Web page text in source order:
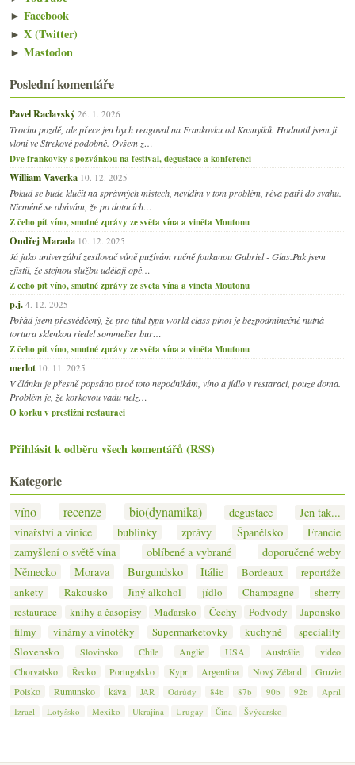
► Facebook
► X (Twitter)
► Mastodon
Poslední komentáře
Pavel Raclavský 26. 1. 2026
Trochu pozdě, ale přece jen bych reagoval na Frankovku od Kasnyiků. Hodnotil jsem ji
vloni ve Strekově podobně. Ovšem z…
Dvě frankovky s pozvánkou na festival, degustace a konferenci
William Vaverka 10. 12. 2025
Pokud se bude klučit na správných místech, nevidím v tom problém, réva patří do svahu.
Nicméně se obávám, že po dotacích…
Z čeho pít víno, smutné zprávy ze světa vína a viněta Moutonu
Ondřej Marada 10. 12. 2025
Já jako univerzální zesilovač vůně pužívám ručně foukanou Gabriel - Glas.Pak jsem
zjistil, že stejnou službu udělají opě…
Z čeho pít víno, smutné zprávy ze světa vína a viněta Moutonu
p.j. 4. 12. 2025
Pořád jsem přesvědčený, že pro titul typu world class pinot je bezpodmínečně nutná
tortura sklenkou riedel sommelier bur…
Z čeho pít víno, smutné zprávy ze světa vína a viněta Moutonu
merlot 10. 11. 2025
V článku je přesně popsáno proč toto nepodnikám, víno a jídlo v restaraci, pouze doma.
Problém je, že korkovou vadu nelz…
O korku v prestižní restauraci
Přihlásit k odběru všech komentářů (RSS)
Kategorie
víno recenze bio(dynamika) degustace
Jen tak...
vinařství a vinice
bublinky zprávy Španělsko
Francie
zamyšlení o světě vína
oblíbené a vybrané
doporučené weby
Německo
Morava Burgundsko Itálie Bordeaux
reportáže
ankety
Rakousko Jiný alkohol jídlo Champagne
sherry
restaurace
knihy a časopisy Maďarsko Čechy Podvody
Japonsko
filmy
vinárny a vinotéky Supermarketovky kuchyně
speciality
Slovensko
Slovinsko Chile Anglie USA Austrálie
video
Chorvatsko
Řecko Portugalsko Kypr Argentina Nový Zéland
Gruzie
Polsko
Rumunsko káva JAR Odrůdy 84b 87b 90b 92b
Apríl
Izrael
Lotyšsko Mexiko Ukrajina Urugay Čína Švýcarsko